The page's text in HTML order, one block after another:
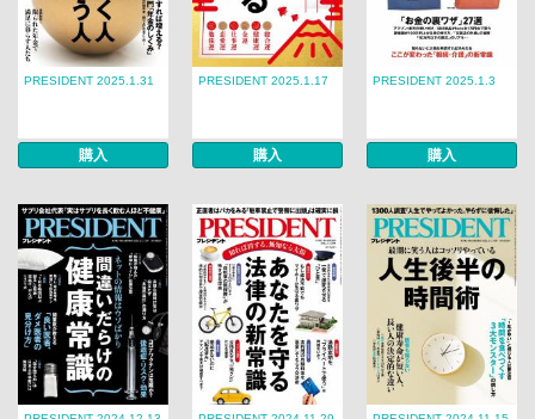
PRESIDENT 2025.1.31
購入
PRESIDENT 2025.1.17
購入
PRESIDENT 2025.1.3
購入